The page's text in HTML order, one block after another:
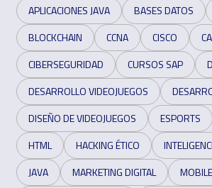
APLICACIONES JAVA
BASES DATOS
BLOCKCHAIN
CCNA CISCO
CIBERSEGURIDAD
CURSOS SAP
DESARROLLO VIDEOJUEGOS
DISEÑO DE VIDEOJUEGOS
ESPORTS
HTML
HACKING ÉTICO
JAVA
MARKETING DIGITAL
MOBILE